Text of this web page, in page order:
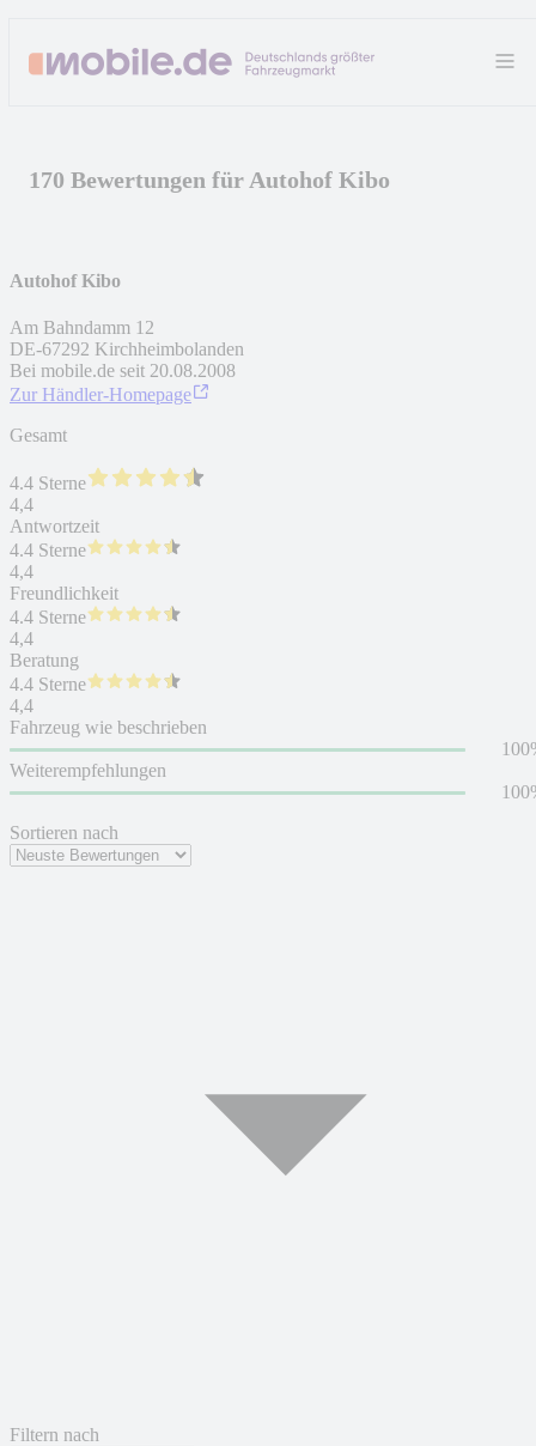
170 Bewertungen für Autohof Kibo
Sortieren nach
Filtern nach
Autohof Kibo
Am Bahndamm 12
DE-67292 Kirchheimbolanden
Bei mobile.de seit 20.08.2008
Zur Händler-Homepage
Gesamt
4.4 Sterne
4,4
Antwortzeit
4.4 Sterne
4,4
Freundlichkeit
4.4 Sterne
4,4
Beratung
4.4 Sterne
4,4
Fahrzeug wie beschrieben
Weiterempfehlungen